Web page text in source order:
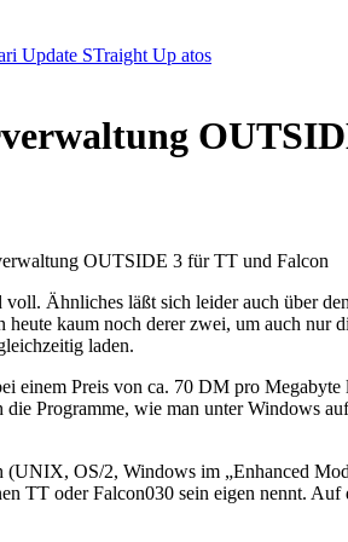
Update STraight Up atos
OUTSIDE 3 für TT und Falcon
Ähnliches läßt sich leider auch über
kaum noch derer zwei, um auch nur
laden.
Preis von ca. 70 DM pro
Programme, wie man unter Windows
OS/2, Windows im „Enhanced
TT oder Falcon030 sein eigen nennt.